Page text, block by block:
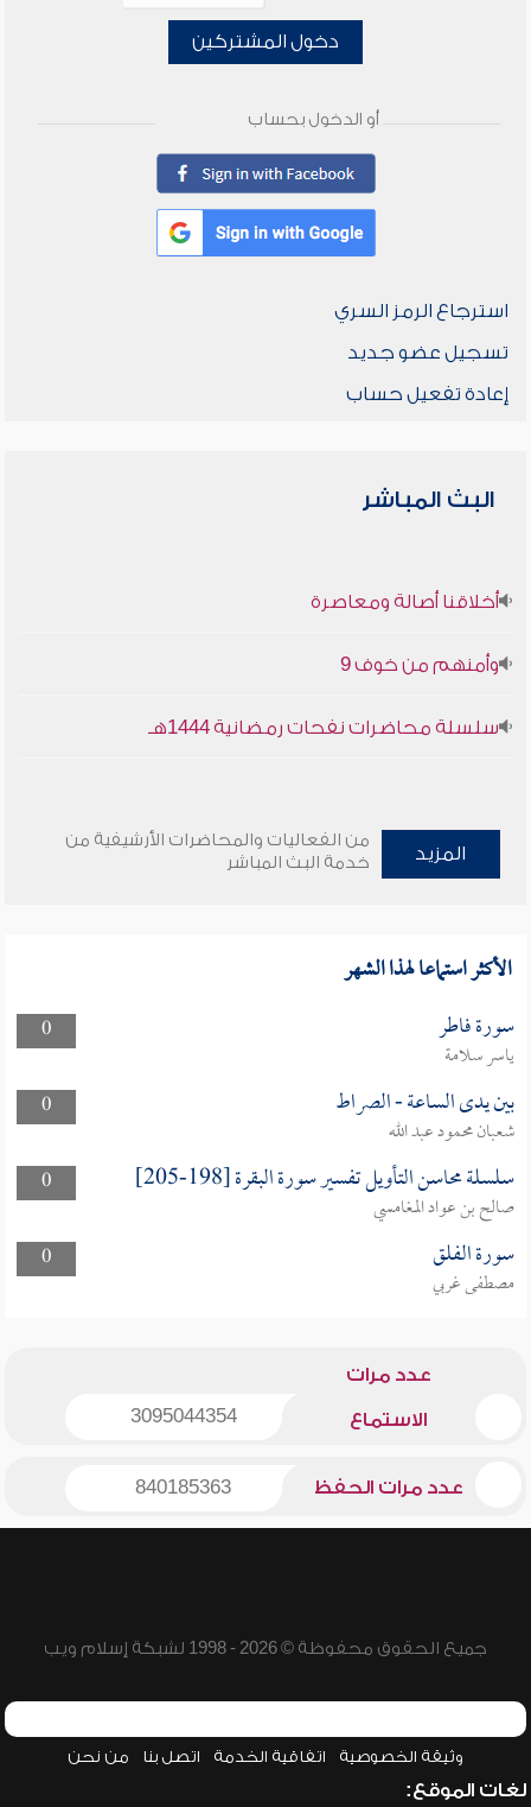
دخول المشتركين
أو الدخول بحساب
استرجاع الرمز السري
تسجيل عضو جديد
إعادة تفعيل حساب
البث المباشر
أخلاقنا أصالة ومعاصرة
وأمنهم من خوف 9
سلسلة محاضرات نفحات رمضانية 1444هـ
المزيد
من الفعاليات والمحاضرات الأرشيفية من
خدمة البث المباشر
الأكثر استماعا لهذا الشهر
0 سورة فاطر
ياسر سلامة
0
بين يدى الساعة - الصراط
شعبان محمود عبد الله
0
سلسلة محاسن التأويل تفسير سورة البقرة [198-205]
صالح بن عواد المغامسي
0
سورة الفلق
مصطفى غربي
عدد مرات
الاستماع 3095044354
عدد مرات الحفظ 840185363
جميع الحقوق محفوظة © 2026 - 1998 لشبكة إسلام ويب
وثيقة الخصوصية اتفاقية الخدمة اتصل بنا من نحن
لغات الموقع: